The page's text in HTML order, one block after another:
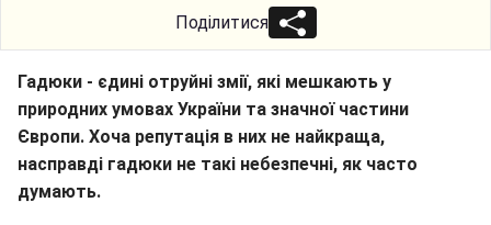
Поділитися
Гадюки - єдині отруйні змії, які мешкають у
природних умовах України та значної частини
Європи. Хоча репутація в них не найкраща,
насправді гадюки не такі небезпечні, як часто
думають.